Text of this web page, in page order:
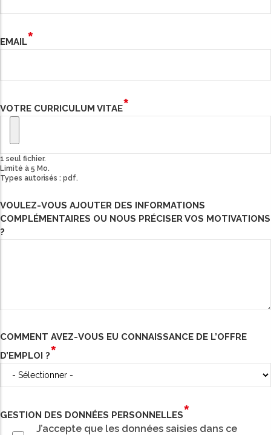
EMAIL
VOTRE CURRICULUM VITAE
1 seul fichier.
Limité à 5 Mo.
Types autorisés : pdf.
VOULEZ-VOUS AJOUTER DES INFORMATIONS
COMPLÉMENTAIRES OU NOUS PRÉCISER VOS MOTIVATIONS
?
COMMENT AVEZ-VOUS EU CONNAISSANCE DE L’OFFRE
D’EMPLOI ?
GESTION DES DONNÉES PERSONNELLES
J’accepte que les données saisies dans ce